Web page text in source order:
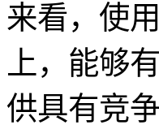
来看，使
上，能够
供具有竞